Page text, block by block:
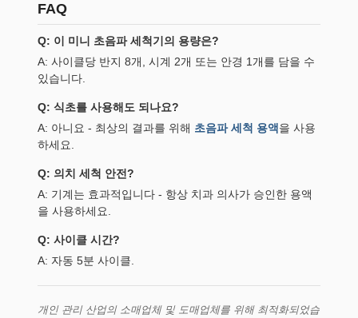
FAQ
Q: 이 미니 초음파 세척기의 용량은?
A: 사이클당 반지 8개, 시계 2개 또는 안경 1개를 담을 수
있습니다.
Q: 식초를 사용해도 되나요?
A: 아니요 - 최상의 결과를 위해 초음파 세척 용액을 사용
하세요.
Q: 의치 세척 안전?
A: 기계는 효과적입니다 - 항상 치과 의사가 승인한 용액
을 사용하세요.
Q: 사이클 시간?
A: 자동 5분 사이클.
개인 관리 산업의 소매업체 및 도매업체를 위해 최적화되었습